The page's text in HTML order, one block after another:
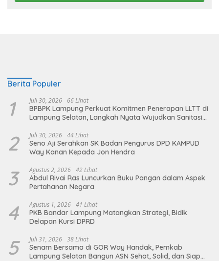
Berita Populer
1 Juli 30, 2026 66 Lihat
BPBPK Lampung Perkuat Komitmen Penerapan LLTT di
Lampung Selatan, Langkah Nyata Wujudkan Sanitasi
2 Juli 30, 2026 44 Lihat
Seno Aji Serahkan SK Badan Pengurus DPD KAMPUD
Way Kanan Kepada Jon Hendra
3 Agustus 2, 2026 42 Lihat
Abdul Rivai Ras Luncurkan Buku Pangan dalam Aspek
Pertahanan Negara
4 Agustus 1, 2026 41 Lihat
PKB Bandar Lampung Matangkan Strategi, Bidik
Delapan Kursi DPRD
5 Juli 31, 2026 38 Lihat
Senam Bersama di GOR Way Handak, Pemkab
Lampung Selatan Bangun ASN Sehat, Solid, dan Siap